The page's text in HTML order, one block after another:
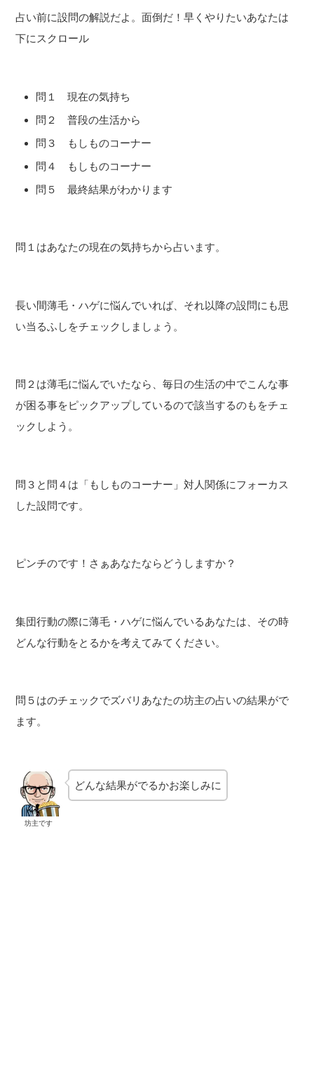
占い前に設問の解説だよ。面倒だ！早くやりたいあなたは
下にスクロール
問１ 現在の気持ち
問２ 普段の生活から
問３ もしものコーナー
問４ もしものコーナー
問５ 最終結果がわかります
問１はあなたの現在の気持ちから占います。
長い間薄毛・ハゲに悩んでいれば、それ以降の設問にも思
い当るふしをチェックしましょう。
問２は薄毛に悩んでいたなら、毎日の生活の中でこんな事
が困る事をピックアップしているので該当するのもをチェ
ックしよう。
問３と問４は「もしものコーナー」対人関係にフォーカス
した設問です。
ピンチのです！さぁあなたならどうしますか？
集団行動の際に薄毛・ハゲに悩んでいるあなたは、その時
どんな行動をとるかを考えてみてください。
問５はのチェックでズバリあなたの坊主の占いの結果がで
ます。
坊主です
どんな結果がでるかお楽しみに